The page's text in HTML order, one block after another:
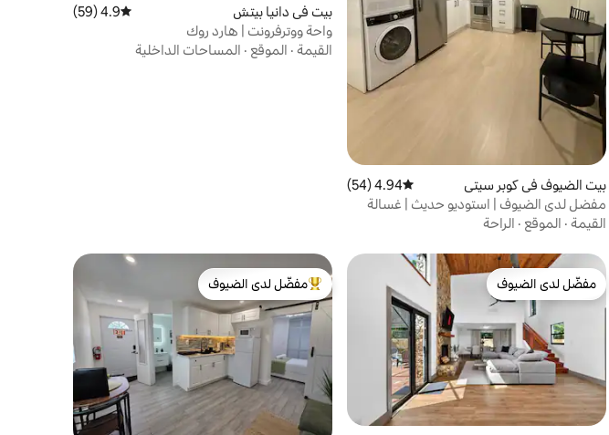
بيت الضيوف في كوبر سيتي متوسط التقييم 4.94 من 5، 54 مراجعات
4.94 (54)
مفضل لدى الضيوف | استوديو حديث | غسالة
ونشافة وموقف سيارات
القيمة · الموقع · الراحة
بيت في دانيا بيتش متوسط التقييم 4.9 من 5، 59 مراجعات
4.9 (59)
واحة ووترفرونت | هارد روك
القيمة · الموقع · المساحات الداخلية
مفضّل لدى الضيوف
مفضّل لدى الضيوف
من أبرز البيوت المفضّلة لدى الضيوف
مفضّل لدى الضيوف